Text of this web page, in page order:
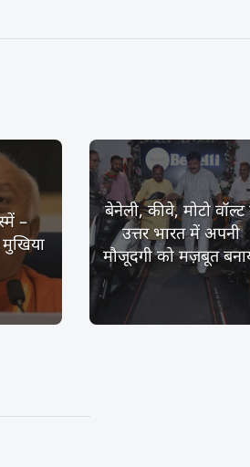
–
बेनेली, कीवे, मोटो वॉल्ट
उत्तर भारत में अपनी
मौजूदगी को मज़बूत